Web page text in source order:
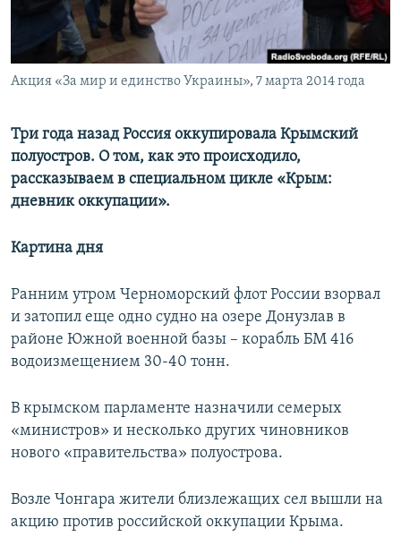
ПОБЕДИТЕЛЕЙ НЕ СУДЯТ?
КРЫМ.НЕПОКОРЕННЫЙ
ELIFBE
ПРИСОЕДИНЯЙТЕСЬ!
Все сайты RFE/RL
Акция «За мир и единство Украины», 7 марта 2014 года
Три года назад Россия оккупировала Крымский
полуостров. О том, как это происходило,
рассказываем в специальном цикле «Крым:
дневник оккупации».
Картина дня
Ранним утром Черноморский флот России взорвал
и затопил еще одно судно на озере Донузлав в
районе Южной военной базы – корабль БМ 416
водоизмещением 30-40 тонн.
В крымском парламенте назначили семерых
«министров» и несколько других чиновников
нового «правительства» полуострова.
Возле Чонгара жители близлежащих сел вышли на
акцию против российской оккупации Крыма.